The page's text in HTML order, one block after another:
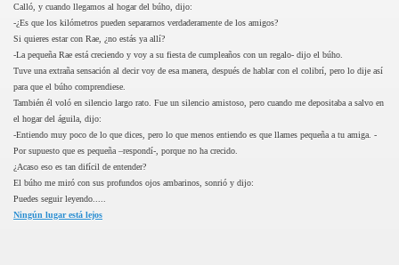
Calló, y cuando llegamos al hogar del búho, dijo:
-¿Es que los kilómetros pueden separarnos verdaderamente de los amigos?
Si quieres estar con Rae, ¿no estás ya allí?
-La pequeña Rae está creciendo y voy a su fiesta de cumpleaños con un regalo- dijo el búho.
Tuve una extraña sensación al decir voy de esa manera, después de hablar con el colibrí, pero lo dije así
para que el búho comprendiese.
También él voló en silencio largo rato. Fue un silencio amistoso, pero cuando me depositaba a salvo en
el hogar del águila, dijo:
-Entiendo muy poco de lo que dices, pero lo que menos entiendo es que llames pequeña a tu amiga. -
Por supuesto que es pequeña –respondí-, porque no ha crecido.
¿Acaso eso es tan difícil de entender?
El búho me miró con sus profundos ojos ambarinos, sonrió y dijo:
Puedes seguir leyendo.....
Ningún lugar está lejos